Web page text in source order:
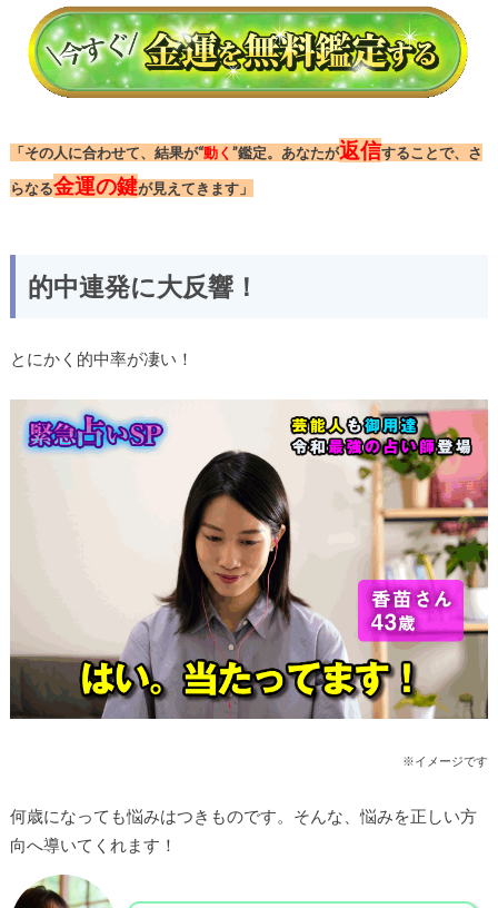
「その人に合わせて、結果が“動く ”鑑定。あなたが返信することで、さ
らなる金運の鍵が見えてきます」
的中連発に大反響！
とにかく的中率が凄い！
※イメージです
何歳になっても悩みはつきものです。 そんな、悩みを正しい方
向へ導いてくれます！